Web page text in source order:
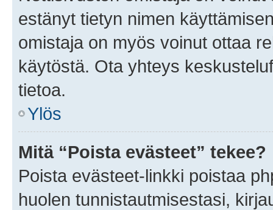
estänyt tietyn nimen
omistaja on myös voinut ottaa
käytöstä. Ota yhteys
tietoa.
Ylös
Mitä “Poista evästeet” tekee?
Poista evästeet-linkki poistaa
huolen tunnistautmisestasi,